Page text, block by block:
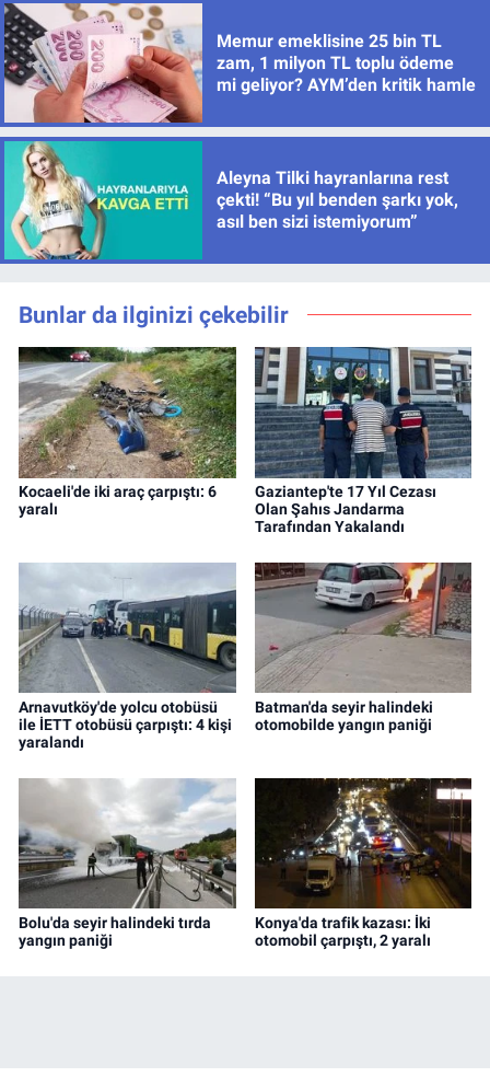
Memur emeklisine 25 bin TL
zam, 1 milyon TL toplu ödeme
mi geliyor? AYM’den kritik hamle
Aleyna Tilki hayranlarına rest
çekti! “Bu yıl benden şarkı yok,
asıl ben sizi istemiyorum”
Bunlar da ilginizi çekebilir
Kocaeli'de iki araç çarpıştı: 6
yaralı
Gaziantep'te 17 Yıl Cezası
Olan Şahıs Jandarma
Tarafından Yakalandı
Arnavutköy'de yolcu otobüsü
ile İETT otobüsü çarpıştı: 4 kişi
yaralandı
Batman'da seyir halindeki
otomobilde yangın paniği
Bolu'da seyir halindeki tırda
yangın paniği
Konya'da trafik kazası: İki
otomobil çarpıştı, 2 yaralı